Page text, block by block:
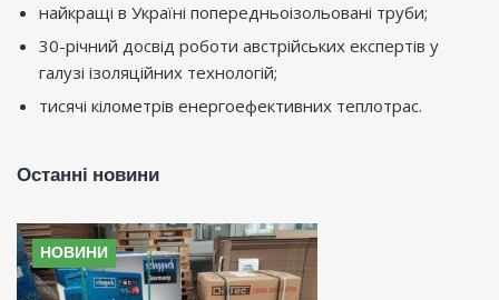
найкращі в Україні попередньоізольовані труби;
30-річний досвід роботи австрійських експертів у
галузі ізоляційних технологій;
тисячі кілометрів енергоефективних теплотрас.
Останні новини
НОВИНИ